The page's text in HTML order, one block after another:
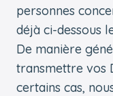
personnes
déjà ci-dessous
De manière
transmettre vos
certains cas,